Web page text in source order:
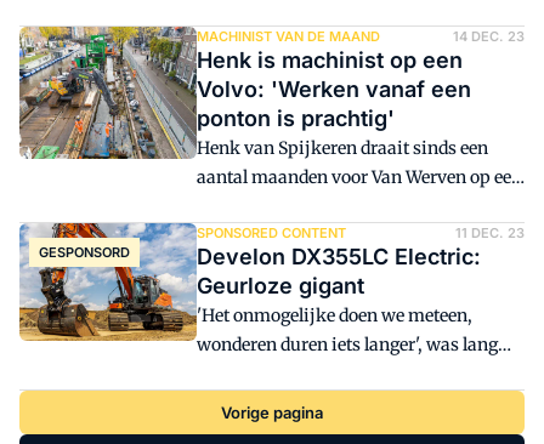
stoppen. Thuis zitten hoeft voor hem
nog niet. Na overleg met zijn werkgever
Otten Infra heeft hij besloten om nog
minimaal een jaar door te gaan. "En
daarna kijken we wel weer."
MACHINIST VAN DE MAAND 14 DEC. 23
Henk is machinist op een
Volvo: 'Werken vanaf een
ponton is prachtig'
Henk van Spijkeren draait sinds een
aantal maanden voor Van Werven op een
daarmee vanaf een ponton aan het
kadeherstel in Amsterdam. Zijn werk
bestaat onder meer uit het boren van
casings met een speciale makelaar aan
de giek.
GESPONSORD
SPONSORED CONTENT 11 DEC. 23
Develon DX355LC Electric:
Geurloze gigant
'Het onmogelijke doen we meteen,
wonderen duren iets langer', was lang
fietsenmaker. 'Maar niet veel langer',
zouden we er bij Staad aan kunnen
Vorige pagina